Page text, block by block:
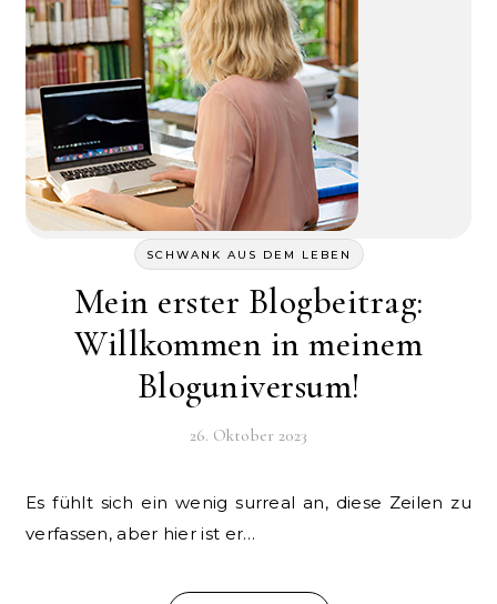
SCHWANK AUS DEM LEBEN
Mein erster Blogbeitrag:
Willkommen in meinem
Bloguniversum!
26. Oktober 2023
Es fühlt sich ein wenig surreal an, diese Zeilen zu
verfassen, aber hier ist er…